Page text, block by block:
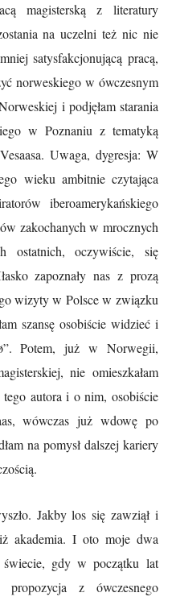
magisterską z literatury
na uczelni też nic nie
satysfakcjonującą pracą,
norweskiego w ówczesnym
i podjęłam starania
w Poznaniu z tematyką
Uwaga, dygresja: W
wieku ambitnie czytająca
iberoamerykańskiego
zakochanych w mrocznych
ostatnich, oczywiście, się
zapoznały nas z prozą
wizyty w Polsce w związku
szansę osobiście widzieć i
Potem, już w Norwegii,
nie omieszkałam
autora i o nim, osobiście
wówczas już wdowę po
na pomysł dalszej kariery
Jakby los się zawziął i
akademia. I oto moje dwa
gdy w początku lat
propozycja z ówczesnego